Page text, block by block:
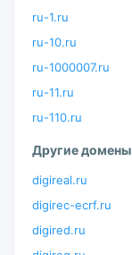
ru-1.ru
ru-10.ru
ru-1000007.ru
ru-11.ru
ru-110.ru
Другие домены
digireal.ru
digirec-ecrf.ru
digired.ru